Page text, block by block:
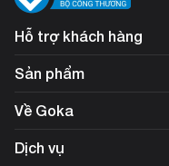
Hỗ trợ khách hàng
Sản phẩm
Về Goka
Dịch vụ